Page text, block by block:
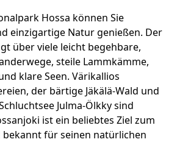
Hossa können Sie
einzigartige Natur genießen. Der
über viele leicht begehbare,
steile Lammkämme,
klare Seen. Värikallios
der bärtige Jäkälä-Wald und
Julma-Ölkky sind
ist ein beliebtes Ziel zum
bekannt für seinen natürlichen